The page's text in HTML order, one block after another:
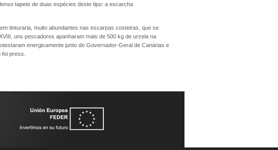
tapete de duas espécies deste tipo: a escarcha
tinturaria, muito abundantes nas escarpas costeiras, que se
uns pescadores apanharam mais de 500 kg de urzela na
energicamente junto do Governador-Geral de Canárias e
preso.